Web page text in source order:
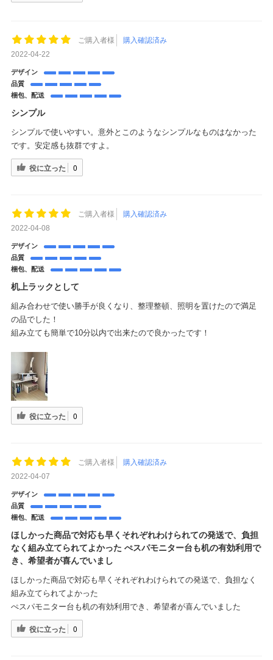
ご購入者様
購入確認済み
2022-04-22
デザイン
品質
梱包、配送
シンプル
シンプルで使いやすい。意外とこのようなシンプルなものはなかった
です。安定感も抜群ですよ。
役に立った 0
ご購入者様
購入確認済み
2022-04-08
デザイン
品質
梱包、配送
机上ラックとして
組み合わせで使い勝手が良くなり、整理整頓、照明を置けたので満足
の品でした！
組み立ても簡単で10分以内で出来たので良かったです！
役に立った 0
ご購入者様
購入確認済み
2022-04-07
デザイン
品質
梱包、配送
ほしかった商品で対応も早くそれぞれわけられての発送で、負担
なく組み立てられてよかった ぺスパモニター台も机の有効利用で
き、希望者が喜んでいまし
ほしかった商品で対応も早くそれぞれわけられての発送で、負担なく
組み立てられてよかった
ぺスパモニター台も机の有効利用でき、希望者が喜んでいました
役に立った 0